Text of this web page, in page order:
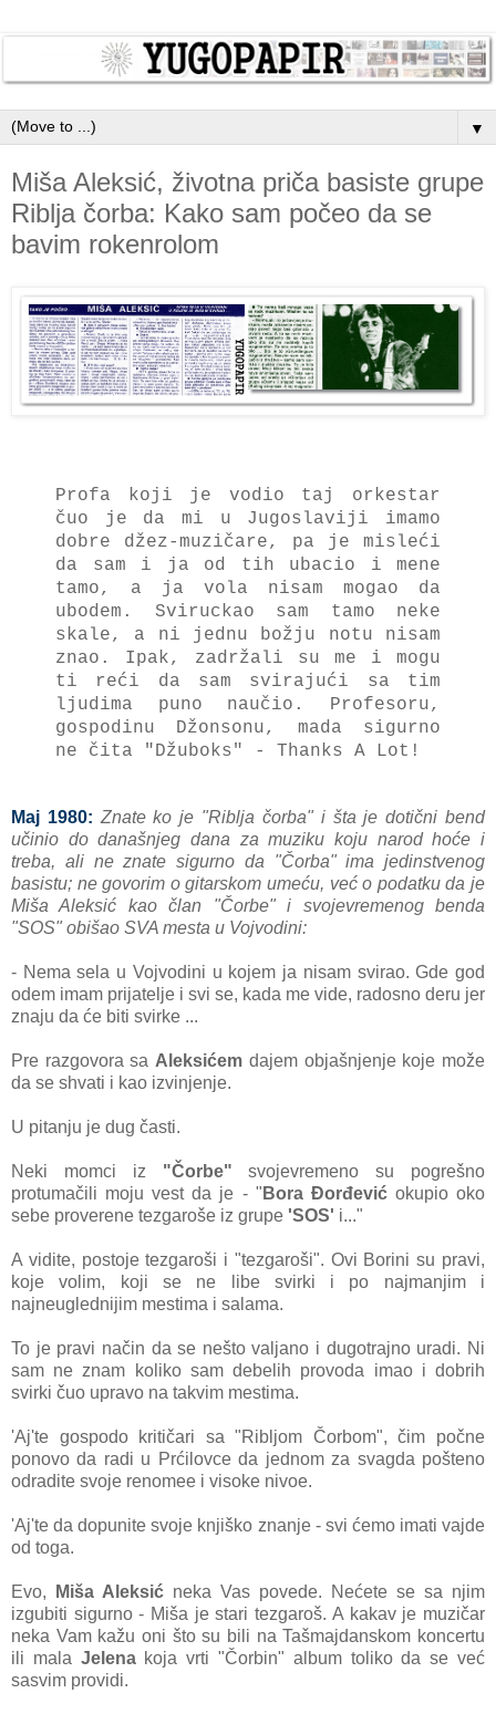
▼
Miša Aleksić, životna priča basiste grupe
Riblja čorba: Kako sam počeo da se
bavim rokenrolom
Profa koji je vodio taj orkestar
čuo je da mi u Jugoslaviji imamo
dobre džez-muzičare, pa je misleći
da sam i ja od tih ubacio i mene
tamo, a ja vola nisam mogao da
ubodem. Sviruckao sam tamo neke
skale, a ni jednu božju notu nisam
znao. Ipak, zadržali su me i mogu
ti reći da sam svirajući sa tim
ljudima puno naučio. Profesoru,
gospodinu Džonsonu, mada sigurno
ne čita "Džuboks" - Thanks A Lot!
Maj 1980: Znate ko je "Riblja čorba" i šta je dotični bend
učinio do današnjeg dana za muziku koju narod hoće i
treba, ali ne znate sigurno da "Čorba" ima jedinstvenog
basistu; ne govorim o gitarskom umeću, već o podatku da je
Miša Aleksić kao član "Čorbe" i svojevremenog benda
"SOS" obišao SVA mesta u Vojvodini:
- Nema sela u Vojvodini u kojem ja nisam svirao. Gde god
odem imam prijatelje i svi se, kada me vide, radosno deru jer
znaju da će biti svirke ...
Pre razgovora sa Aleksićem dajem objašnjenje koje može
da se shvati i kao izvinjenje.
U pitanju je dug časti.
Neki momci iz "Čorbe" svojevremeno su pogrešno
protumačili moju vest da je - " Bora Đorđevićokupio oko
sebe proverene tezgaroše iz grupe 'SOS' i..."
A vidite, postoje tezgaroši i "tezgaroši". Ovi Borini su pravi,
koje volim, koji se ne libe svirki i po najmanjim i
najneuglednijim mestima i salama.
To je pravi način da se nešto valjano i dugotrajno uradi. Ni
sam ne znam koliko sam debelih provoda imao i dobrih
svirki čuo upravo na takvim mestima.
'Aj'te gospodo kritičari sa "Ribljom Čorbom", čim počne
ponovo da radi u Prćilovce da jednom za svagda pošteno
odradite svoje renomee i visoke nivoe.
'Aj'te da dopunite svoje knjiško znanje - svi ćemo imati vajde
od toga.
Evo, Miša Aleksić neka Vas povede. Nećete se sa njim
izgubiti sigurno - Miša je stari tezgaroš. A kakav je muzičar
neka Vam kažu oni što su bili na Tašmajdanskom koncertu
ili mala Jelenakoja vrti "Čorbin" album toliko da se već
sasvim providi.